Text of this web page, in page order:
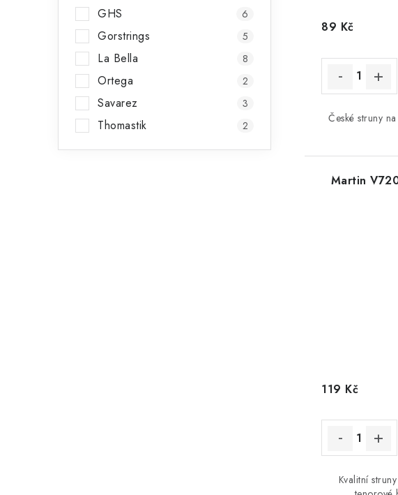
GHS 6
Gorstrings 5
La Bella 8
Ortega 2
Savarez 3
Thomastik 2
k
t
ů
89 Kč
České struny
Martin
119 Kč
Kvalitní